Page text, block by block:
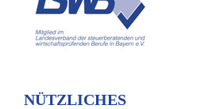
NÜTZLICHES